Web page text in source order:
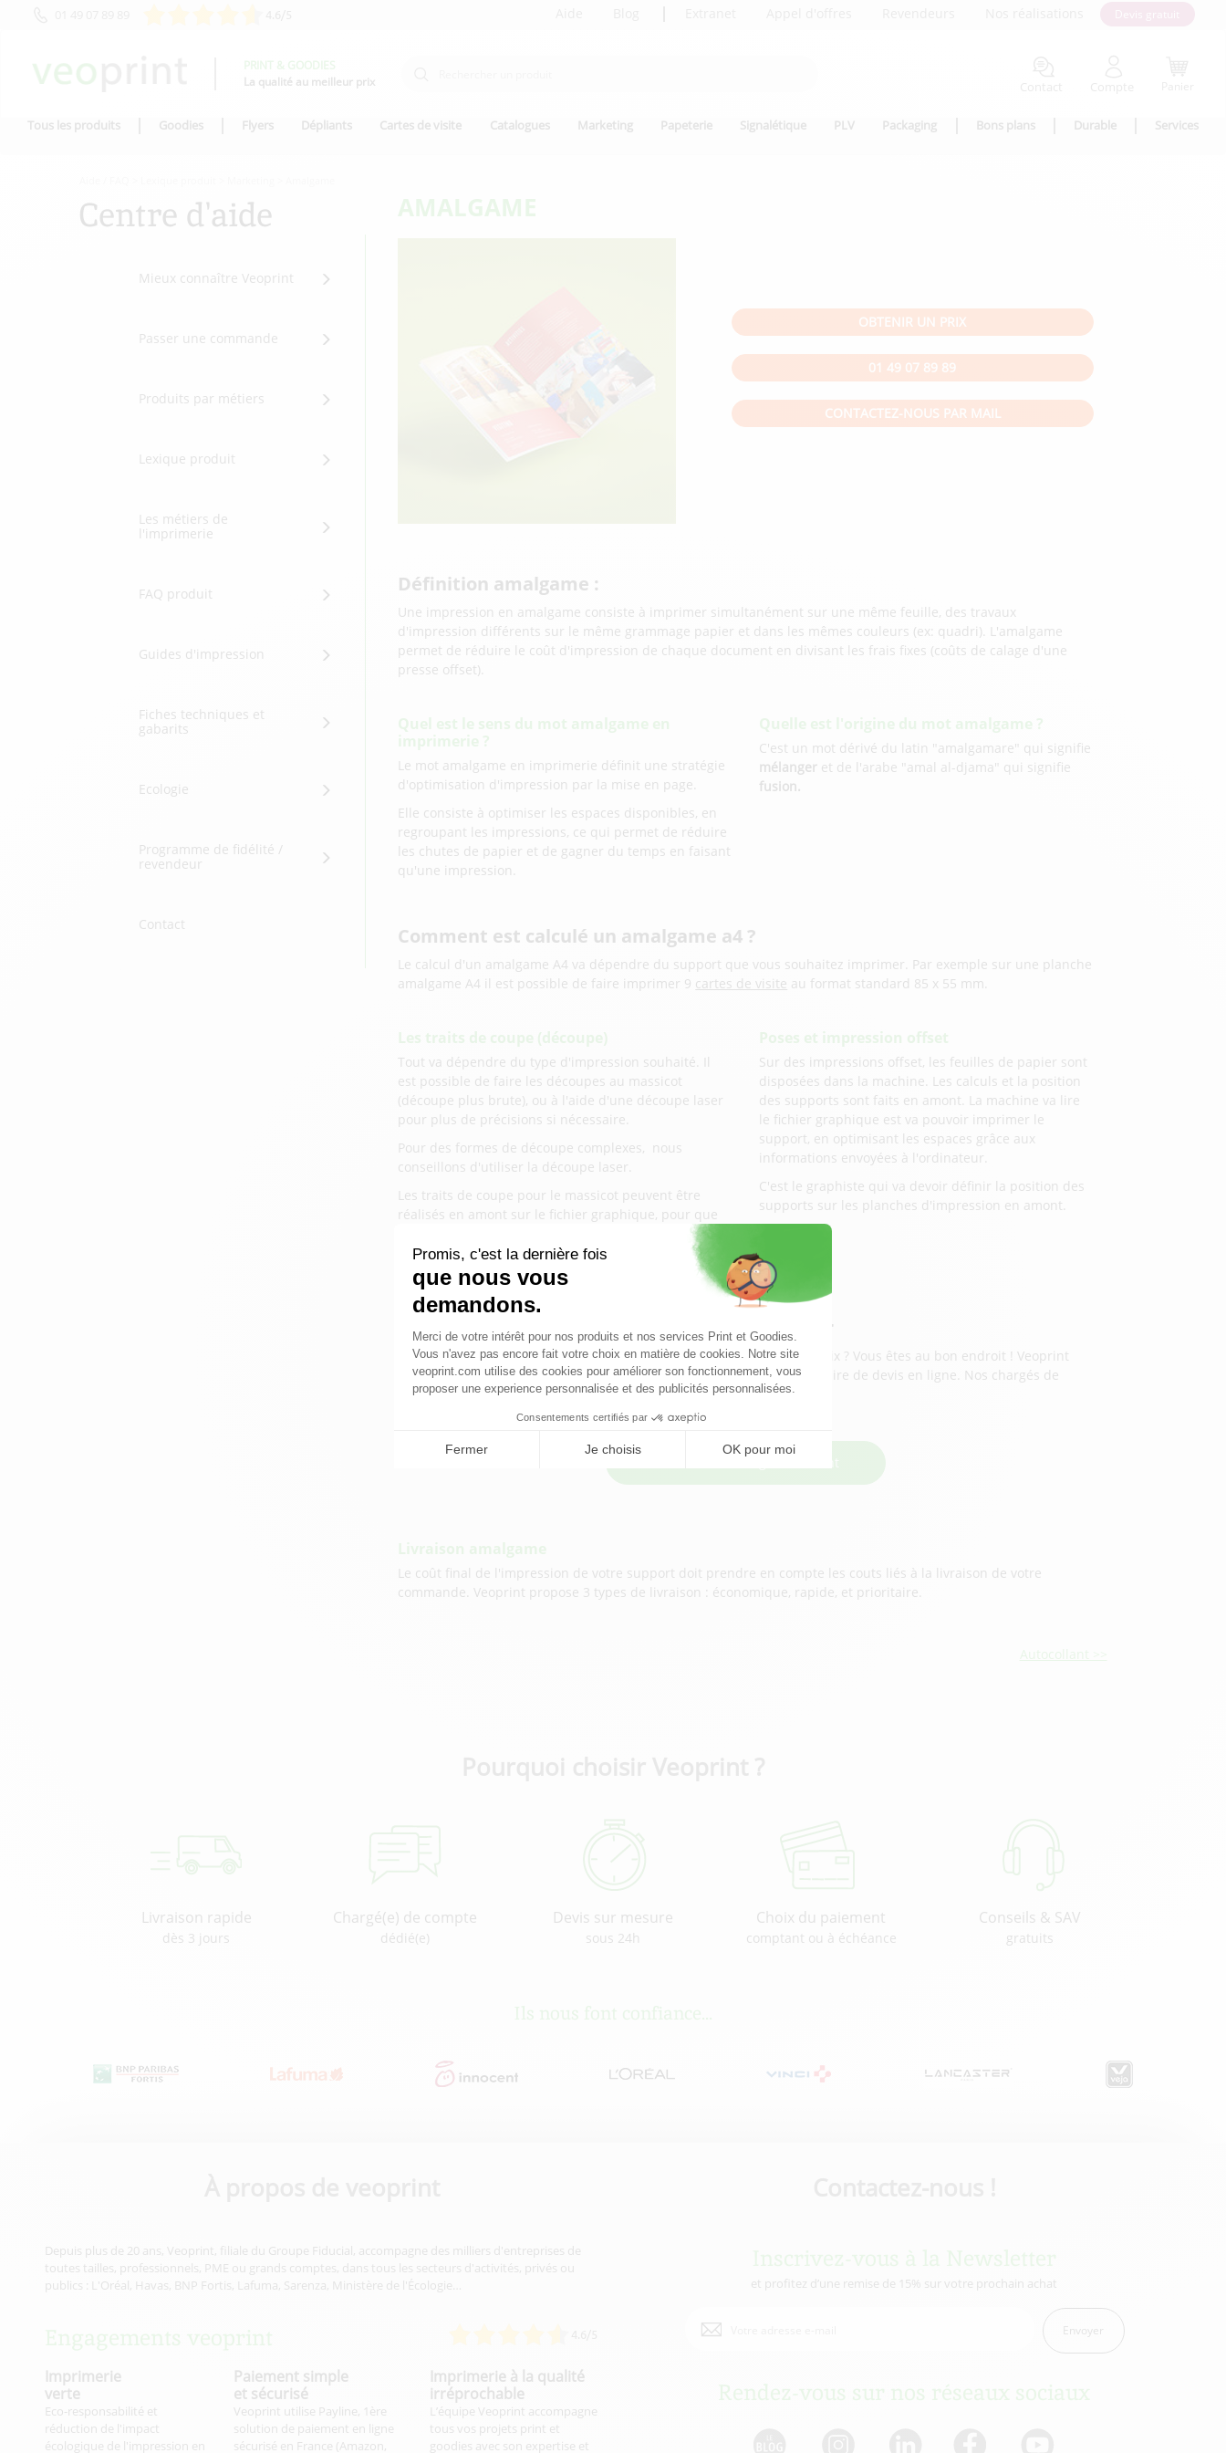
La qualité au meilleur prix
Tous les produits Goodies Flyers Dépliants Cartes de visite Catalogues Marketing Papeterie Signalétique PLV Packaging Bons plans Durable Services
Centre d'aide
Mieux connaître Veoprint
Passer une commande
Produits par métiers
Lexique produit
Les métiers de
l'imprimerie
FAQ produit
Guides d'impression
Fiches techniques et
gabarits
Ecologie
Programme de fidélité /
revendeur
Contact
OBTENIR UN PRIX
01 49 07 89 89
CONTACTEZ-NOUS PAR MAIL
Définition amalgame :
Une impression en amalgame consiste à imprimer simultanément sur une même feuille, des travaux
d'impression différents sur le même grammage papier et dans les mêmes couleurs (ex: quadri). L'amalgame
permet de réduire le coût d'impression de chaque document en divisant les frais fixes (coûts de calage d'une
presse offset).
Le mot amalgame en imprimerie définit une stratégie
d'optimisation d'impression par la mise en page.
Elle consiste à optimiser les espaces disponibles, en
regroupant les impressions, ce qui permet de réduire
les chutes de papier et de gagner du temps en faisant
qu'une impression.
C'est un mot dérivé du latin "amalgamare" qui signifie
mélanger et de l'arabe "amal al-djama" qui signifie
fusion.
Comment est calculé un amalgame a4 ?
Le calcul d'un amalgame A4 va dépendre du support que vous souhaitez imprimer. Par exemple sur une planche
amalgame A4 il est possible de faire imprimer 9 cartes de visite au format standard 85 x 55 mm.
Tout va dépendre du type d'impression souhaité. Il
est possible de faire les découpes au massicot
(découpe plus brute), ou à l'aide d'une découpe laser
pour plus de précisions si nécessaire.
Pour des formes de découpe complexes, nous
conseillons d'utiliser la découpe laser.
Les traits de coupe pour le massicot peuvent être
réalisés en amont sur le fichier graphique, pour que
Sur des impressions offset, les feuilles de papier sont
disposées dans la machine. Les calculs et la position
des supports sont faits en amont. La machine va lire
le fichier graphique est va pouvoir imprimer le
support, en optimisant les espaces grâce aux
informations envoyées à l'ordinateur.
C'est le graphiste qui va devoir définir la position des
supports sur les planches d'impression en amont.
Impression planche amalgame en ligne pas cher
Vous rechercher à imprimer vos supports print en ligne au meilleur prix ? Vous êtes au bon endroit ! Veoprint
vous permet de passer votre commande directement via notre formulaire de devis en ligne. Nos chargés de
compte répondent en - de 24h avec un devis détaillé, au meilleur prix.
Le coût final de l'impression de votre support doit prendre en compte les couts liés à la livraison de votre
commande. Veoprint propose 3 types de livraison : économique, rapide, et prioritaire.
Livraison rapide
dès 3 jours
Chargé(e) de compte
dédié(e)
Devis sur mesure
sous 24h
Choix du paiement
comptant ou à échéance
Conseils & SAV
gratuits
Depuis plus de 20 ans, Veoprint, filiale du Groupe Fiducial, accompagne des milliers d'entreprises de
toutes tailles, professionnels, PME ou grands comptes, dans tous les secteurs d'activités, privés ou
publics : L'Oréal, Havas, BNP Fortis, Lafuma, Sarenza, Ministère de l'Écologie…
Imprimerie
verte
Eco-responsabilité et
réduction de l'impact
écologique de l'impression en
Paiement simple
et sécurisé
Veoprint utilise Payline, 1ère
solution de paiement en ligne
sécurisé en France (Amazon,
Imprimerie à la qualité
irréprochable
L’équipe Veoprint accompagne
tous vos projets print et
goodies avec son expertise et
et profitez d’une remise de 15% sur votre prochain achat
Envoyer